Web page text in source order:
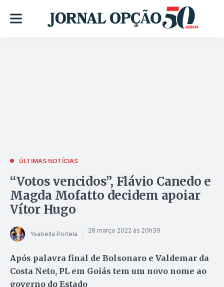
ÚLTIMAS NOTÍCIAS
“Votos vencidos”, Flávio Canedo e
Magda Mofatto decidem apoiar
Vítor Hugo
Ysabella Portela 28 março 2022 às 20h39
Após palavra final de Bolsonaro e Valdemar da
Costa Neto, PL em Goiás tem um novo nome ao
governo do Estado